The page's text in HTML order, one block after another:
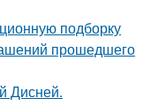
подборку
прошедшего
Дисней.